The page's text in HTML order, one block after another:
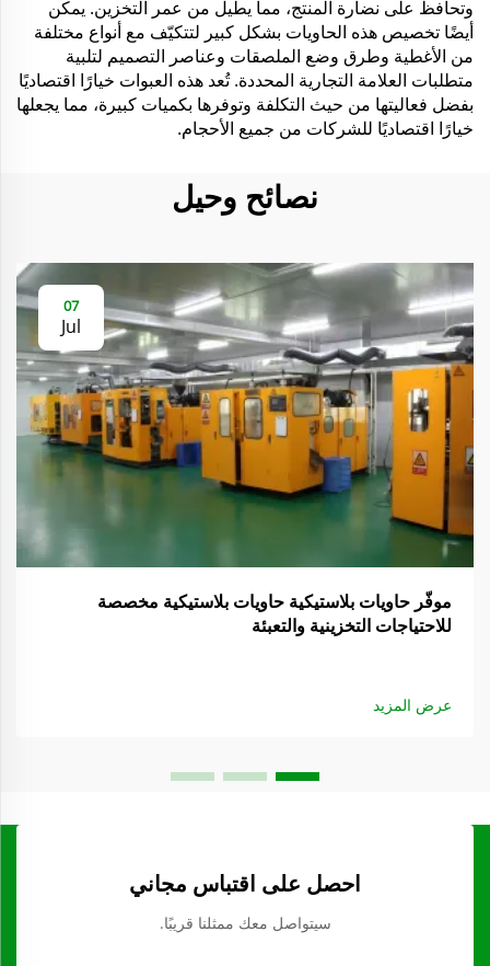
وتحافظ على نضارة المنتج، مما يطيل من عمر التخزين. يمكن
أيضًا تخصيص هذه الحاويات بشكل كبير لتتكيّف مع أنواع مختلفة
من الأغطية وطرق وضع الملصقات وعناصر التصميم لتلبية
متطلبات العلامة التجارية المحددة. تُعد هذه العبوات خيارًا اقتصاديًا
بفضل فعاليتها من حيث التكلفة وتوفرها بكميات كبيرة، مما يجعلها
خيارًا اقتصاديًا للشركات من جميع الأحجام.
نصائح وحيل
07
Jul
موفّر حاويات بلاستيكية حاويات بلاستيكية مخصصة
للاحتياجات التخزينية والتعبئة
عرض المزيد
احصل على اقتباس مجاني
سيتواصل معك ممثلنا قريبًا.